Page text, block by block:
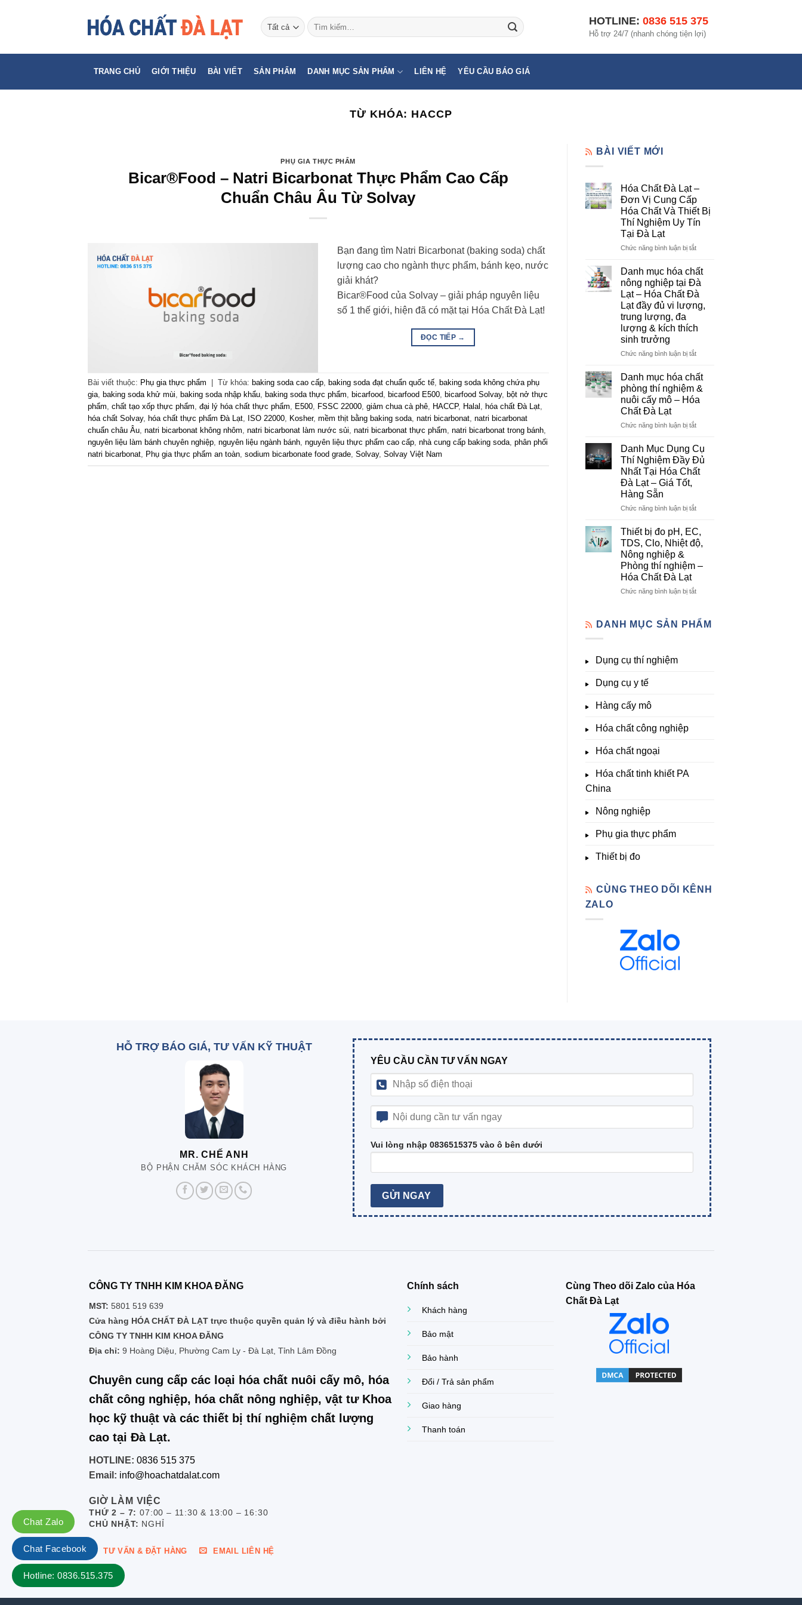
Chat Zalo
Chat Facebook
Hotline: 0836.515.375
Tìm
kiếm:
HOTLINE: 0836 515 375
Hỗ trợ 24/7 (nhanh chóng tiện lợi)
TRANG CHỦ GIỚI THIỆU BÀI VIẾT SẢN PHẨM DANH MỤC SẢN PHẨM LIÊN HỆ YÊU CẦU BÁO GIÁ
TỪ KHÓA: HACCP
PHỤ GIA THỰC PHẨM
Bicar®Food – Natri Bicarbonat Thực Phẩm Cao Cấp
Chuẩn Châu Âu Từ Solvay
Bạn đang tìm Natri Bicarbonat (baking soda) chất
lượng cao cho ngành thực phẩm, bánh kẹo, nước
giải khát?
Bicar®Food của Solvay – giải pháp nguyên liệu
số 1 thế giới, hiện đã có mặt tại Hóa Chất Đà Lạt!
ĐỌC TIẾP →
Bài viết thuộc: Phụ gia thực phẩm Từ khóa: baking soda cao cấp, baking soda đạt chuẩn quốc tế, baking soda không chứa phụ
gia, baking soda khử mùi, baking soda nhập khẩu, baking soda thực phẩm, bicarfood, bicarfood E500, bicarfood Solvay, bột nở thực
phẩm, chất tạo xốp thực phẩm, đại lý hóa chất thực phẩm, E500, FSSC 22000, giảm chua cà phê, HACCP, Halal , hóa chất Đà Lạt,
hóa chất Solvay, hóa chất thực phẩm Đà Lạt, ISO 22000, Kosher, mềm thịt bằng baking soda, natri bicarbonat, natri bicarbonat
chuẩn châu Âu, natri bicarbonat không nhôm, natri bicarbonat làm nước sủi, natri bicarbonat thực phẩm, natri bicarbonat trong bánh,
nguyên liệu làm bánh chuyên nghiệp, nguyên liệu ngành bánh, nguyên liệu thực phẩm cao cấp, nhà cung cấp baking soda, phân phối
natri bicarbonat, Phụ gia thực phẩm an toàn, sodium bicarbonate food grade, Solvay, Solvay Việt Nam
BÀI VIẾT MỚI
Hóa Chất Đà Lạt –
Đơn Vị Cung Cấp
Hóa Chất Và Thiết Bị
Thí Nghiệm Uy Tín
Tại Đà Lạt
Chức năng bình luận bị tắtở
Chất
Đà
Lạt
–
Đơn
Cung
Thiết
Bị
Thí
Tín
Đà
Lạt
Danh mục hóa chất
nông nghiệp tại Đà
Lạt – Hóa Chất Đà
Lạt đầy đủ vi lượng,
trung lượng, đa
lượng & kích thích
sinh trưởng
Chức năng bình luận bị tắtở
mục
chất
nông
tại
Lạt
–
Hóa
Chất
đầy
lượng,
trung
đa
sinh
trưởng
Danh mục hóa chất
phòng thí nghiệm &
nuôi cấy mô – Hóa
Chất Đà Lạt
Chức năng bình luận bị tắtở
mục
hóa
chất
phòng
&
mô
–
Chất
Danh Mục Dụng Cụ
Thí Nghiệm Đầy Đủ
Nhất Tại Hóa Chất
Đà Lạt – Giá Tốt,
Hàng Sẵn
Chức năng bình luận bị tắtở
Mục
Dụng
Cụ
Nghiệm
Đủ
Hóa
Chất
Thiết bị đo pH, EC,
TDS, Clo, Nhiệt độ,
Nông nghiệp &
Phòng thí nghiệm –
Hóa Chất Đà Lạt
Chức năng bình luận bị tắtở
đo
DANH MỤC SẢN PHẨM
Dụng cụ thí nghiệm
Dụng cụ y tế
Hàng cấy mô
Hóa chất công nghiệp
Hóa chất ngoại
Hóa chất tinh khiết PA
China
Nông nghiệp
Phụ gia thực phẩm
Thiết bị đo
CÙNG THEO DÕI KÊNH
ZALO
HỖ TRỢ BÁO GIÁ, TƯ VẤN KỸ THUẬT
MR. CHẾ ANH
BỘ PHẬN CHĂM SÓC KHÁCH HÀNG
YÊU CẦU CẦN TƯ VẤN NGAY
Vui lòng nhập 0836515375 vào ô bên dưới
CÔNG TY TNHH KIM KHOA ĐĂNG
MST: 5801 519 639
Cửa hàng HÓA CHẤT ĐÀ LẠT trực thuộc quyền quản lý và điều hành bởi
CÔNG TY TNHH KIM KHOA ĐĂNG
Địa chỉ: 9 Hoàng Diệu, Phường Cam Ly - Đà Lạt, Tỉnh Lâm Đồng
Chuyên cung cấp các loại hóa chất nuôi cấy mô, hóa
chất công nghiệp, hóa chất nông nghiệp, vật tư Khoa
học kỹ thuật và các thiết bị thí nghiệm chất lượng
cao tại Đà Lạt.
HOTLINE: 0836 515 375
Email: info@hoachatdalat.com
GIỜ LÀM VIỆC
THỨ 2 – 7:07:00 – 11:30 & 13:00 – 16:30
CHỦ NHẬT: NGHỈ
TƯ VẤN & ĐẶT HÀNG EMAIL LIÊN HỆ
Chính sách
Khách hàng
Bảo mật
Bảo hành
Đổi / Trả sản phẩm
Giao hàng
Thanh toán
Cùng Theo dõi Zalo của Hóa
Chất Đà Lạt